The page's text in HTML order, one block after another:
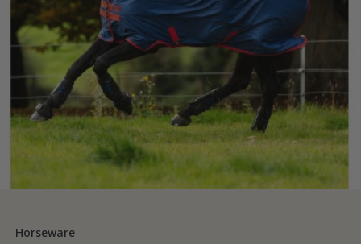
Horseware